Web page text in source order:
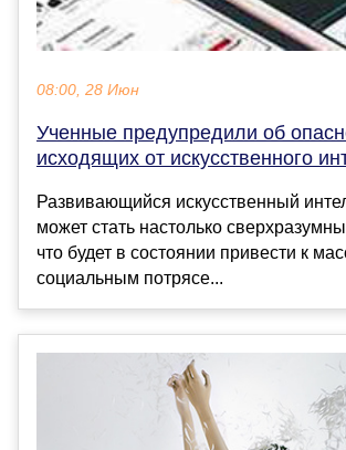
08:00, 28 Июн
Ученные предупредили об
исходящих от искусственного
Развивающийся искусственный
может стать настолько
что будет в состоянии привести к
социальным потрясе...